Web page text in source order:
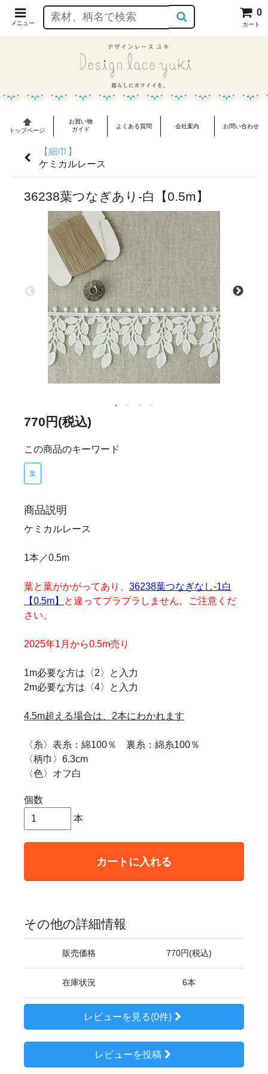
メニュー
0
カート
トップページ
お買い物
ガイド
よくある質問 会社案内 お問い合わせ
【細巾】
ケミカルレース
36238葉つなぎあり-白【0.5m】
770円(税込)
この商品のキーワード
葉
商品説明
ケミカルレース
1本／0.5m
葉と葉がかがってあり、 36238葉つなぎなし-1白
【0.5m】
と違ってプラプラしません。ご注意くだ
さい。
2025年1月から0.5m売り
1m必要な方は〈2〉と入力
2m必要な方は〈4〉と入力
4.5m超える場合は、2本にわかれます
〈糸〉表糸：綿100％ 裏糸：綿糸100％
〈柄巾〉6.3cm
〈色〉オフ白
個数
本
カートに入れる
その他の詳細情報
販売価格 770円(税込)
在庫状況 6本
レビューを見る(0件)
レビューを投稿